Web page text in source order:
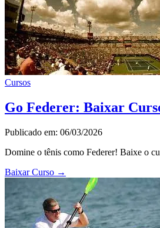
Cursos
Go Federer: Baixar
Publicado em: 06/03/2026
Domine o tênis como Federer! Baixe o
Baixar Curso →